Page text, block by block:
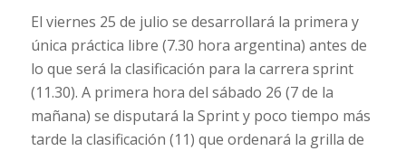
El viernes 25 de julio se desarrollará la primera y
única práctica libre (7.30 hora argentina) antes de
lo que será la clasificación para la carrera sprint
(11.30). A primera hora del sábado 26 (7 de la
mañana) se disputará la Sprint y poco tiempo más
tarde la clasificación (11) que ordenará la grilla de